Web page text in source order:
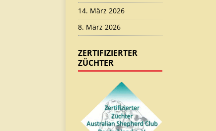
14. März 2026
8. März 2026
ZERTIFIZIERTER
ZÜCHTER